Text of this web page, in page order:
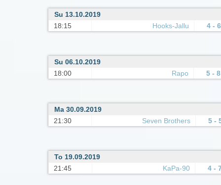
Su 13.10.2019
18:15
Hooks-Jallu 4 - 6
Su 06.10.2019
18:00
Rapo 5 - 8
Ma 30.09.2019
21:30
Seven Brothers 5 -
To 19.09.2019
21:45
KaPa-90 4 -